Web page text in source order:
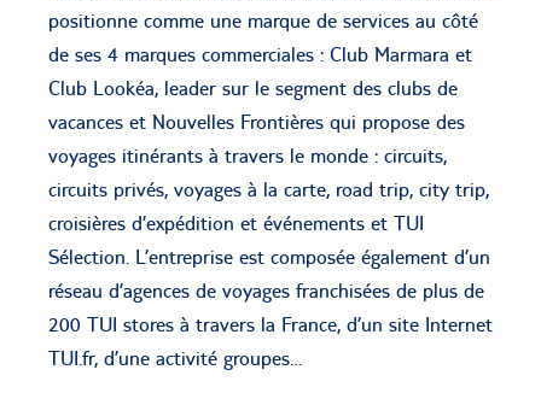
positionne comme une marque de services au côté
de ses 4 marques commerciales : Club Marmara et
Club Lookéa, leader sur le segment des clubs de
vacances et Nouvelles Frontières qui propose des
voyages itinérants à travers le monde : circuits,
circuits privés, voyages à la carte, road trip, city trip,
croisières d’expédition et événements et TUI
Sélection. L’entreprise est composée également d’un
réseau d’agences de voyages franchisées de plus de
200 TUI stores à travers la France, d’un site Internet
TUI.fr, d’une activité groupes…